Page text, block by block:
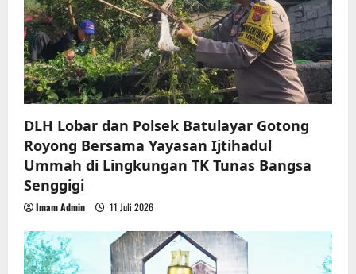
i
o
n
DLH Lobar dan Polsek Batulayar Gotong
Royong Bersama Yayasan Ijtihadul
Ummah di Lingkungan TK Tunas Bangsa
Senggigi
Imam Admin 11 Juli 2026